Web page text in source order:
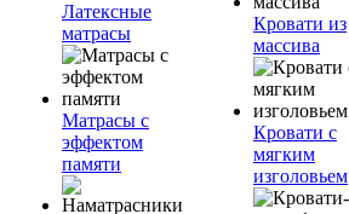
Латексные
матрасы
Матрасы с
эффектом
памяти
Кровати из
массива
Кровати с
мягким
изголовьем